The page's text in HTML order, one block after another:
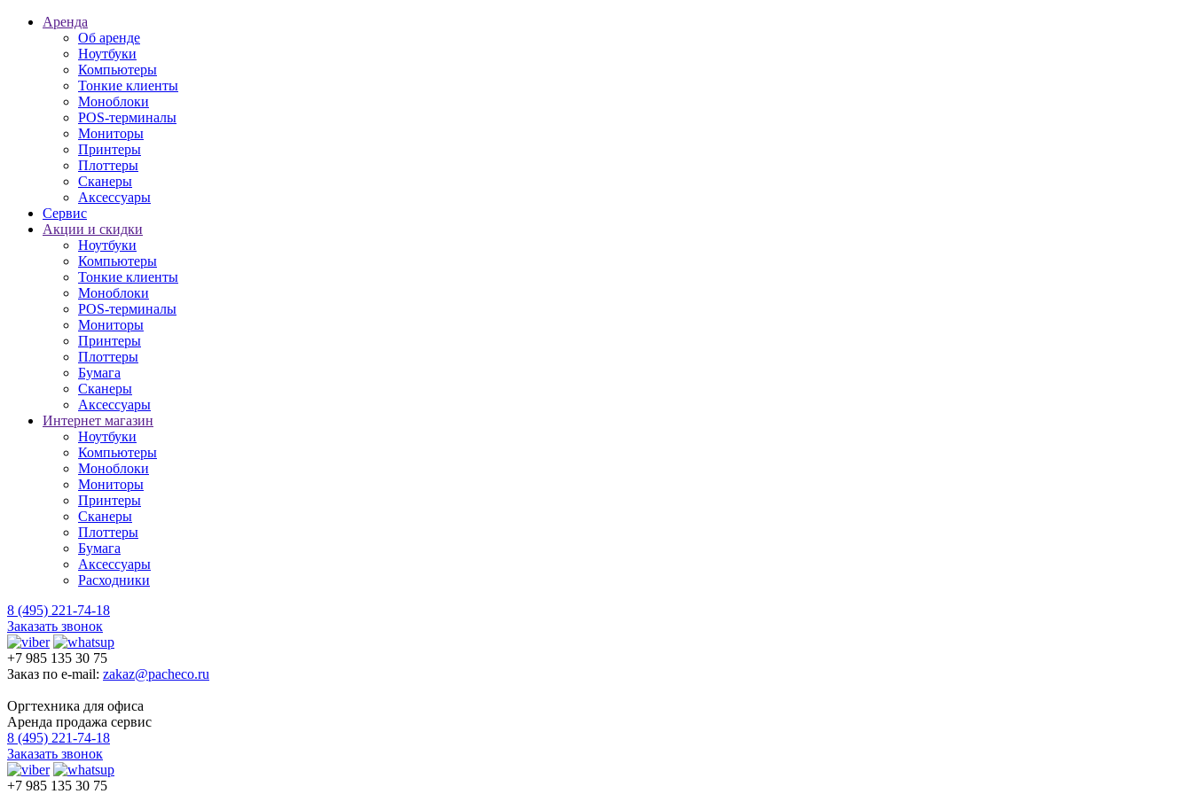
Аренда
Об аренде
Ноутбуки
Компьютеры
Тонкие клиенты
Моноблоки
POS-терминалы
Мониторы
Принтеры
Плоттеры
Сканеры
Аксессуары
Сервис
Акции и скидки
Ноутбуки
Компьютеры
Тонкие клиенты
Моноблоки
POS-терминалы
Мониторы
Принтеры
Плоттеры
Бумага
Сканеры
Аксессуары
Интернет магазин
Ноутбуки
Компьютеры
Моноблоки
Мониторы
Принтеры
Сканеры
Плоттеры
Бумага
Аксессуары
Расходники
8 (495) 221-74-18
Заказать звонок
+7 985 135 30 75
Заказ по e-mail: zakaz@pacheco.ru
Оргтехника для офиса
Аренда продажа сервис
8 (495) 221-74-18
Заказать звонок
+7 985 135 30 75